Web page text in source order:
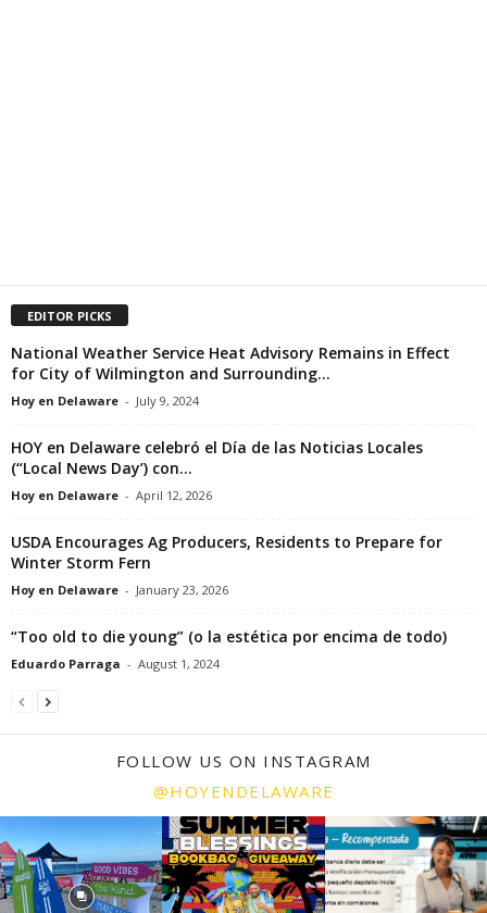
EDITOR PICKS
National Weather Service Heat Advisory Remains in Effect
for City of Wilmington and Surrounding...
Hoy en Delaware - July 9, 2024
HOY en Delaware celebró el Día de las Noticias Locales
(“Local News Day’) con...
Hoy en Delaware - April 12, 2026
USDA Encourages Ag Producers, Residents to Prepare for
Winter Storm Fern
Hoy en Delaware - January 23, 2026
“Too old to die young” (o la estética por encima de todo)
Eduardo Parraga - August 1, 2024
FOLLOW US ON INSTAGRAM
@HOYENDELAWARE